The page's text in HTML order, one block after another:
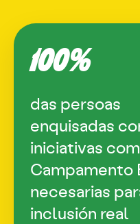
100%
das persoas
enquisadas
iniciativas
Campamento
necesarias
inclusión real